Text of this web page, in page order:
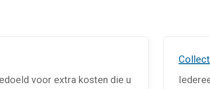
voor extra kosten die u